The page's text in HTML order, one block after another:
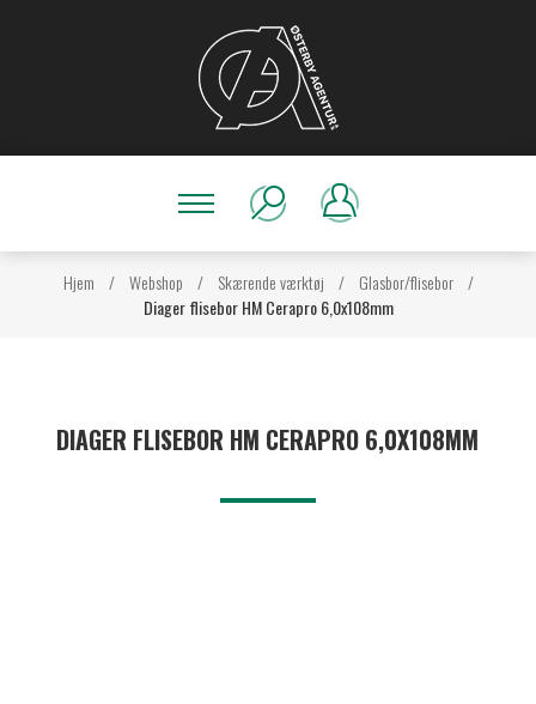
Hjem / Webshop / Skærende værktøj / Glasbor/flisebor /
Diager flisebor HM Cerapro 6,0x108mm
DIAGER FLISEBOR HM CERAPRO 6,0X108MM